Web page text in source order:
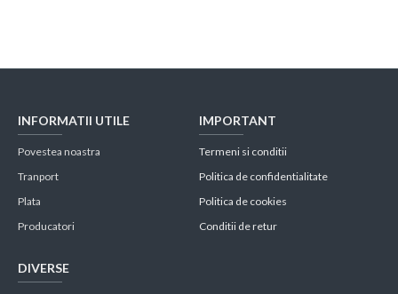
INFORMATII UTILE
Povestea noastra
Tranport
Plata
Producatori
IMPORTANT
Termeni si conditii
Politica de confidentialitate
Politica de cookies
Conditii de retur
DIVERSE